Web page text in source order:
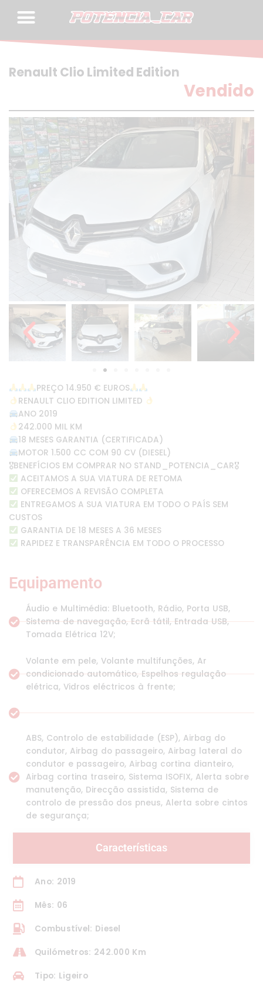
Renault Clio Limited Edition
Vendido
PREÇO 14.950 € EUROS
RENAULT CLIO EDITION LIMITED
ANO 2019
242.000 MIL KM
18 MESES GARANTIA (CERTIFICADA)
MOTOR 1.500 CC COM 90 CV (DIESEL)
🎖BENEFÍCIOS EM COMPRAR NO STAND_POTENCIA_CAR🎖
ACEITAMOS A SUA VIATURA DE RETOMA
OFERECEMOS A REVISÃO COMPLETA
ENTREGAMOS A SUA VIATURA EM TODO O PAÍS SEM
CUSTOS
GARANTIA DE 18 MESES A 36 MESES
RAPIDEZ E TRANSPARÊNCIA EM TODO O PROCESSO
Equipamento
Áudio e Multimédia: Bluetooth, Rádio, Porta USB,
Sistema de navegação, Ecrã tátil, Entrada USB,
Tomada Elétrica 12V;
Volante em pele, Volante multifunções, Ar
condicionado automático, Espelhos regulação
elétrica, Vidros eléctricos à frente;
ABS, Controlo de estabilidade (ESP), Airbag do
condutor, Airbag do passageiro, Airbag lateral do
condutor e passageiro, Airbag cortina dianteiro,
Airbag cortina traseiro, Sistema ISOFIX, Alerta sobre
manutenção, Direcção assistida, Sistema de
controlo de pressão dos pneus, Alerta sobre cintos
de segurança;
Características
Ano: 2019
Mês: 06
Combustível: Diesel
Quilómetros: 242.000 Km
Tipo: Ligeiro